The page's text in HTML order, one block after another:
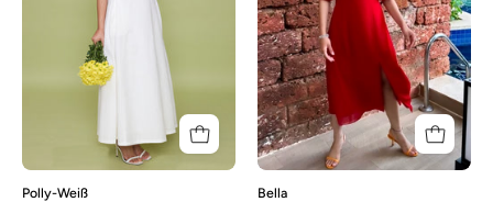
Polly-Weiß
Bella